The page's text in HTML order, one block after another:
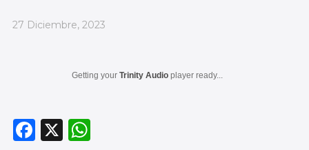
_
27 Diciembre, 2023
Getting your Trinity Audio player ready...
F
X